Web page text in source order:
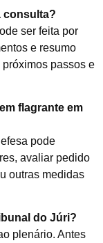
consulta?
ser feita por
e resumo
passos e
flagrante em
pode
avaliar pedido
outras medidas
do Júri?
plenário. Antes